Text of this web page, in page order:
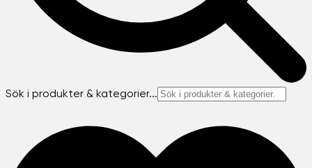
Sök i produkter & kategorier...